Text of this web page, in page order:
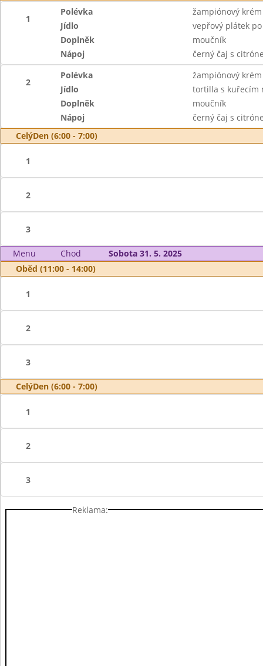
1
Polévka
žampiónový krém
Jídlo
vepřový plátek
Doplněk
moučník
Nápoj
černý čaj s
2
Polévka
žampiónový krém
Jídlo
tortilla s kuřecím
Doplněk
moučník
Nápoj
černý čaj s
CelýDen (6:00 - 7:00)
1
2
3
Menu Chod
Sobota 31. 5. 2025
Oběd (11:00 - 14:00)
1
2
3
CelýDen (6:00 - 7:00)
1
2
3
Reklama: